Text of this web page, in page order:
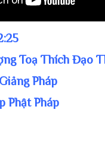
Toạ Thích Đạo
Pháp
Phật Pháp